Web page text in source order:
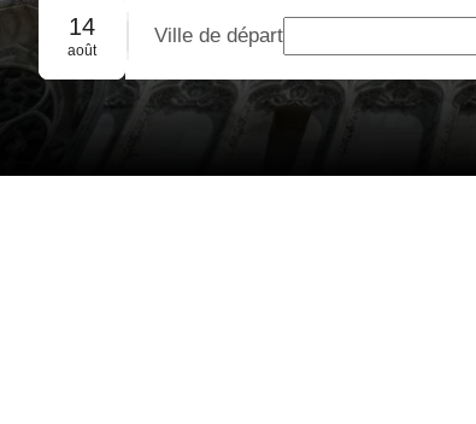
Réservation de groupe
14
août
Ville de départ